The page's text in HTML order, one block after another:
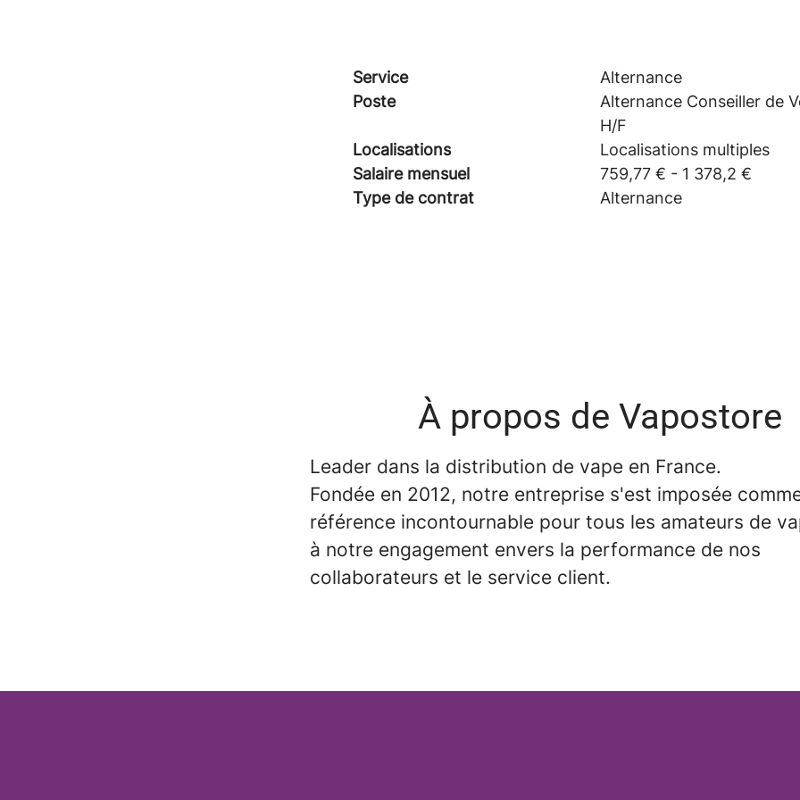
Service
Alternance
Poste
Alternance Conseiller de
H/F
Localisations
Localisations multiples
Salaire mensuel
759,77 € - 1 378,2 €
Type de contrat
Alternance
À propos de Vapostore
Leader dans la distribution de vape en France.
Fondée en 2012, notre entreprise s'est imposée
référence incontournable pour tous les amateurs de
à notre engagement envers la performance de nos
collaborateurs et le service client.